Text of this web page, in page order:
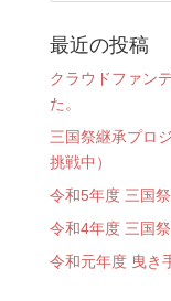
最近の投稿
クラウドファン
た。
三国祭継承プロ
挑戦中）
令和5年度 三国
令和4年度 三国
令和元年度 曳き